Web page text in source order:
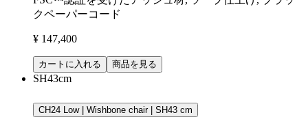
クペーパーコード
¥ 147,400
カートに入れる 商品を見る
SH43cm
CH24 Low | Wishbone chair | SH43 cm